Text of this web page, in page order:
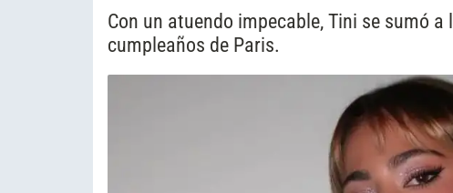
Con un atuendo impecable, Tini se sumó
cumpleaños de Paris.